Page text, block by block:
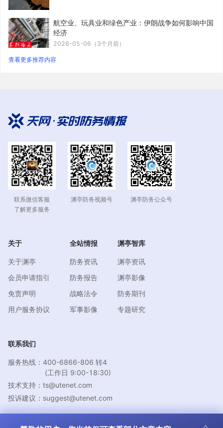
航空业、玩具业和绿色产业：伊朗战争如何影响中国
经济
2026-05-06（3个月前）
查看更多推荐内容
关于
关于渊亭
会员申请指引
免责声明
用户服务协议
全站情报
防务资讯
防务报告
战略法令
军事影像
渊亭智库
渊亭资讯
渊亭影像
防务期刊
专题研究
联系我们
服务热线：400-6866-806 转4
(工作日 9:00-18:30)
技术支持：ts@utenet.com
投诉建议：suggest@utenet.com
联系微信客服
了解更多服务
渊亭防务视频号 渊亭防务公众号
Copyright© 2023 闽ICP备19002596号